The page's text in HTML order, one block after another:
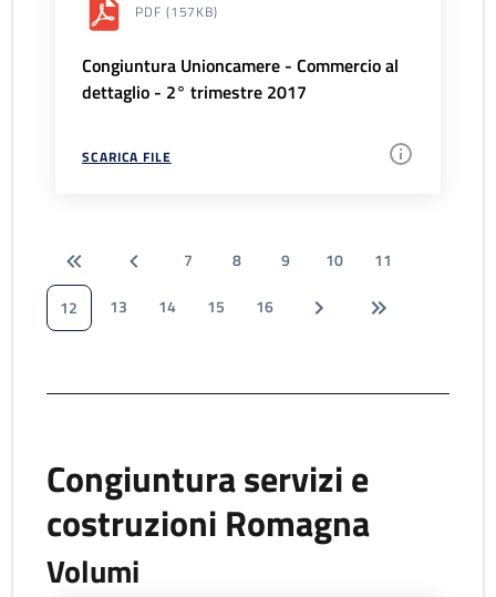
PDF (157KB)
Congiuntura Unioncamere - Commercio al
dettaglio - 2° trimestre 2017
SCARICA FILE
7 8 9 10
11
12
13 14 15 16
Congiuntura servizi e
costruzioni Romagna
Volumi